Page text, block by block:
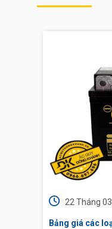
22 Tháng
Bảng giá các